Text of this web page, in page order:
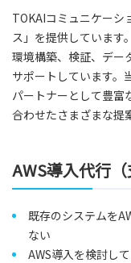
TOKAIコミュニケーシ
ス」を提供しています
環境構築、検証、デー
サポートしています。
パートナーとして豊富
合わせたさまざまな提
AWS導入代行
既存のシステムを
ない
AWS導入を検討し